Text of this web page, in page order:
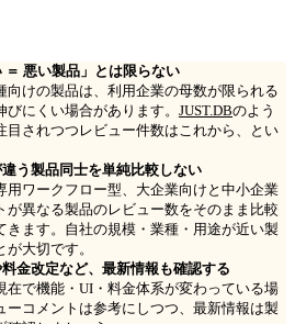
＝ 悪い製品」とは限らない
向けの製品は、利用企業の母数が限られる
にくい場合があります。 JUST.DBのよう
目されつつレビュー件数はこれから、とい
う製品同士を単純比較しない
用ワークフロー型、大企業向けと中小企業
が異なる製品のレビュー数をそのまま比較
きます。自社の規模・業種・用途が近い製
大切です。
金改定など、最新情報も確認する
在で機能・UI・料金体系が変わっている場
ーコメントは参考にしつつ、最新情報は製